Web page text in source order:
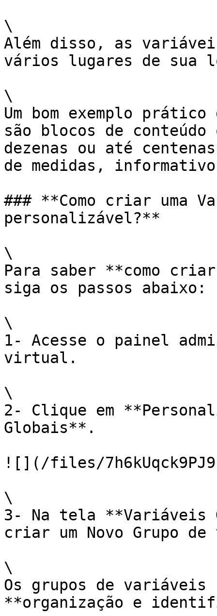
\
Além disso, as
vários lugares de sua
\
Um bom exemplo
são blocos de conteúdo
dezenas ou até
de medidas,
### **Como criar uma
personalizável?**
\
Para saber **como
siga os passos abaixo:
\
1- Acesse o painel
virtual.
\
2- Clique em
Globais**.
![](/files/
\
3- Na tela **Variáveis
criar um Novo Grupo
\
Os grupos de variáveis
**organização e